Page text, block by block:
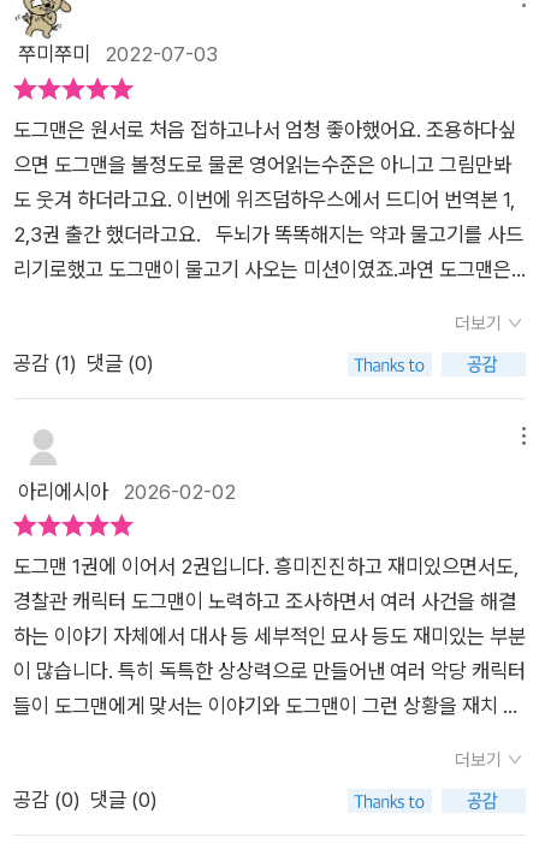
엄청난 염력으로 물건을 움직이며 사람들을 공포와 혼란에 빠뜨
립니다. 그야말로 도시 한 가운데에서 한바탕 싸움이 벌어지는데,
도그맨은 단점으로 지적 받았던 습관들을 통해 의외의 변수를 만
들어 냅니다. 과연 최후 승자는 누가 될까요? “책 읽기 싫어하는
아이의 인생을 바꿔 준 책!” 어린이들에게 독서의 즐거움을 알려
주는 마력의 책! 이 책을 먼저 읽은 전 세계 독자들의 아마존 리뷰
를 찾아보면 ‘아이들이 읽고 또 읽는 책’, ‘다음 권을 목 빠지게 기
다리는 책’, ‘읽을 때마다 웃음 폭탄이 터지는 책’이라는 리뷰를 어
리뷰가 많이 달려 있는데, ‘아이가 게임이나 컴퓨터가 아닌 책을
읽고 흥분하는 모습을 보고 감동했다’, ‘처음에는 너무 가볍다고
생각했는데 뒤로 가면 갈수록 보편적인 가치와 교훈을 담은 좋은
책이었다’, ‘아이가 책 읽기를 너무 싫어해 고민하고 있었는데, 학
교 선생님이 「도그맨」을 권해 주었고 아이가 한 시간 넘게 독서를
할 만큼 놀랍게 변했다’ 등의 인상적인 리뷰를 찾아볼 수 있습니
다. 「도그맨」 시리즈는 어린이가 직접 쓰고 그린 만화라는 콘셉트
를 그대로 살린 재미있는 편집에, 애니메이션의 원리를 적용한
‘팔락팔락 애니메이션’, 책 속 캐릭터를 쉽게 그리는 법을 담은 ‘똥
손도 쉬운 캐릭터 그리기’ 등 활동 페이지가 곳곳에 담겨 있어 아
이들 누구나 쉽고 즐겁게 읽을 수 있습니다. 특히 그림책에서 읽
기물로 넘어가는 아이들, 책 읽기를 너무너무 싫어하는 아이들이
쭈미쭈미 2022-07-03
도그맨은 원서로 처음 접하고나서 엄청 좋아했어요. 조용하다싶
으면 도그맨을 볼정도로 물론 영어읽는수준은 아니고 그림만봐
도 웃겨 하더라고요. 이번에 위즈덤하우스에서 드디어 번역본 1,
2,3권 출간 했더라고요. 두뇌가 똑똑해지는 약과 물고기를 사드
리기로했고 도그맨이 물고기 사오는 미션이였죠.과연 도그맨은
권은 손이 굉장히 바쁘게 움직이지만 생동감 느껴지도록 되어있
더라고요.앞뒤로 펄럭이면 움짤처럼 느껴지도록 중간 중간 그려
져있어요. 초등학생땐 교과서 하단에 그려놓고 짝꿍이랑 웃으면
서 놀았던 시절이 생각나네요. 그만큼 도그맨은 초등친구들이라
면 재밌게 볼 꺼예요. 실패 0% 소장각ㅎ 생일파티 선물을 시작으
로 악당들이 3마리나 등장하거든요.그리고 악당들이 사용하는
게 이를 해결할지 몰입하면서 보게되더라고요. 피티와 납작피티
그리고 천재가 된 플리피 !진짜 악당을이 신박하더라고요. ㅎㅎ스
프레이 뿌리면 살아나거나 말을 잘 듣거나 ,사랑받거나 이런신기
한거 있음 탐나기도하네요. 에필로그로 안 씻는 도그맨의 활약이
랄까요?ㅎㅎ피티의 감옥탈옥도 웃겼어요. 변기물막아서 물 가득
차올라서 창문넘어 갔거든요.ㅎㅎ아이랑 여름방학때 유튜브대신
도그맨에 푹 빠지게 해 보세요 * 본 리뷰는 업체에서 무상으로 제
더보기
공감 (1) 댓글 (0)
아리에시아 2026-02-02
도그맨 1권에 이어서 2권입니다. 흥미진진하고 재미있으면서도,
경찰관 캐릭터 도그맨이 노력하고 조사하면서 여러 사건을 해결
하는 이야기 자체에서 대사 등 세부적인 묘사 등도 재미있는 부분
이 많습니다. 특히 독특한 상상력으로 만들어낸 여러 악당 캐릭터
들이 도그맨에게 맞서는 이야기와 도그맨이 그런 상황을 재치 있
잘 어울리는 그림도 좋았고, 그 외에도 전체적으로 재미있게 읽은
시리즈입니다. 한 권을 읽으면 다른 권도 읽고 싶어지는 재미와
더보기
공감 (0) 댓글 (0)